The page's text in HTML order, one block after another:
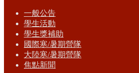
一般公告
學生活動
學生獎補助
國際寒/暑期營隊
大陸寒/暑期營隊
焦點新聞